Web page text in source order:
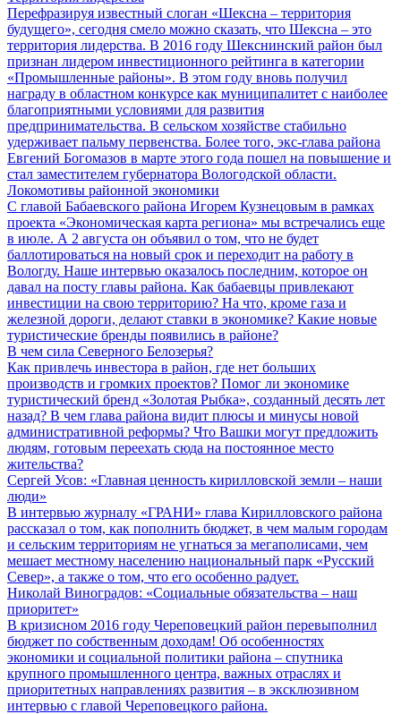
Перефразируя известный слоган «Шексна – территория
будущего», сегодня смело можно сказать, что Шексна – это
территория лидерства. В 2016 году Шекснинский район был
признан лидером инвестиционного рейтинга в категории
«Промышленные районы». В этом году вновь получил
награду в областном конкурсе как муниципалитет с наиболее
благоприятными условиями для развития
предпринимательства. В сельском хозяйстве стабильно
удерживает пальму первенства. Более того, экс-глава района
Евгений Богомазов в марте этого года пошел на повышение и
стал заместителем губернатора Вологодской области.
Локомотивы районной экономики
С главой Бабаевского района Игорем Кузнецовым в рамках
проекта «Экономическая карта региона» мы встречались еще
в июле. А 2 августа он объявил о том, что не будет
баллотироваться на новый срок и переходит на работу в
Вологду. Наше интервью оказалось последним, которое он
давал на посту главы района. Как бабаевцы привлекают
инвестиции на свою территорию? На что, кроме газа и
железной дороги, делают ставки в экономике? Какие новые
туристические бренды появились в районе?
В чем сила Северного Белозерья?
Как привлечь инвестора в район, где нет больших
производств и громких проектов? Помог ли экономике
туристический бренд «Золотая Рыбка», созданный десять лет
назад? В чем глава района видит плюсы и минусы новой
административной реформы? Что Вашки могут предложить
людям, готовым переехать сюда на постоянное место
жительства?
Сергей Усов: «Главная ценность кирилловской земли – наши
люди»
В интервью журналу «ГРАНИ» глава Кирилловского района
рассказал о том, как пополнить бюджет, в чем малым городам
и сельским территориям не угнаться за мегаполисами, чем
мешает местному населению национальный парк «Русский
Север», а также о том, что его особенно радует.
Николай Виноградов: «Социальные обязательства – наш
приоритет»
В кризисном 2016 году Череповецкий район перевыполнил
бюджет по собственным доходам! Об особенностях
экономики и социальной политики района – спутника
крупного промышленного центра, важных отраслях и
приоритетных направлениях развития – в эксклюзивном
интервью с главой Череповецкого района.